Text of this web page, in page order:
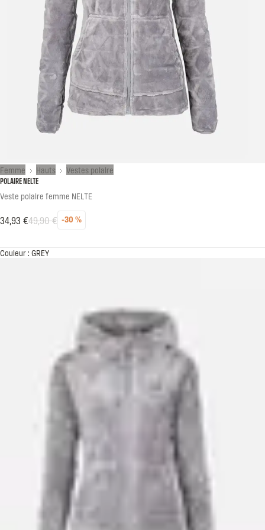
Femme Hauts
Vestes polaire
POLAIRE NELTE
Veste polaire femme NELTE
Réduction -30 %
Prix habituel
49,90 €
Prix soldé
34,93 €
Couleur : GREY